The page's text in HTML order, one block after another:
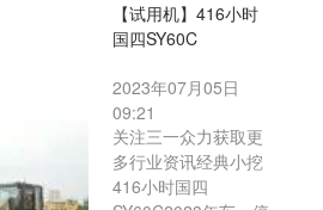
【试用机】416小时
国四SY60C
2023年07月05日
09:21
关注三一众力获取更
多行业资讯经典小挖
416小时国四